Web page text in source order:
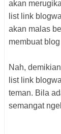
akan
list link
akan malas
membuat
Nah,
list link
teman. Bila
semangat